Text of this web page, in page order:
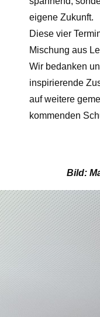
eigene Zukunft.
Diese vier
Mischung aus
Wir bedanken
inspirierende
auf weitere
kommenden
Bild: